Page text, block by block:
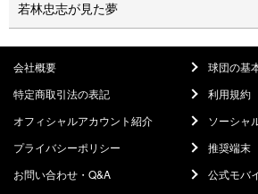
若林忠志が見た夢
会社概要
球団の基
特定商取引法の表記
利用規約
オフィシャルアカウント紹介
ソーシャ
プライバシーポリシー
推奨端末
お問い合わせ・Q&A
公式モバ